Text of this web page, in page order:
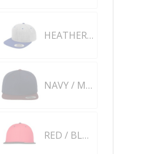
HEATHER/ROYAL
NAVY / MAROON
RED / BLACK